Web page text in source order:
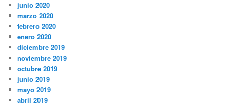
junio 2020
marzo 2020
febrero 2020
enero 2020
diciembre 2019
noviembre 2019
octubre 2019
junio 2019
mayo 2019
abril 2019